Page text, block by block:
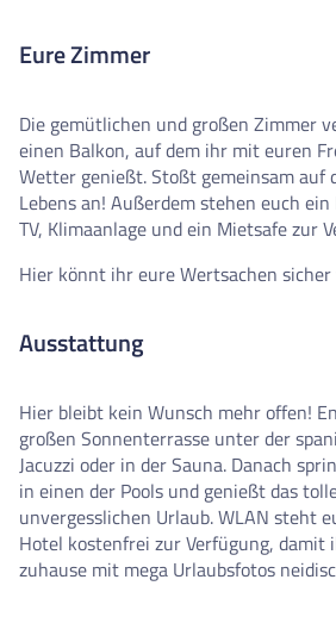
Eure Zimmer
Die gemütlichen und großen Zimmer
einen Balkon, auf dem ihr mit euren
Wetter genießt. Stoßt gemeinsam auf
Lebens an! Außerdem stehen euch
TV, Klimaanlage und ein Mietsafe zur
Hier könnt ihr eure Wertsachen
Ausstattung
Hier bleibt kein Wunsch mehr offen!
großen Sonnenterrasse unter der
Jacuzzi oder in der Sauna. Danach
in einen der Pools und genießt das
unvergesslichen Urlaub. WLAN steht
Hotel kostenfrei zur Verfügung, damit
zuhause mit mega Urlaubsfotos